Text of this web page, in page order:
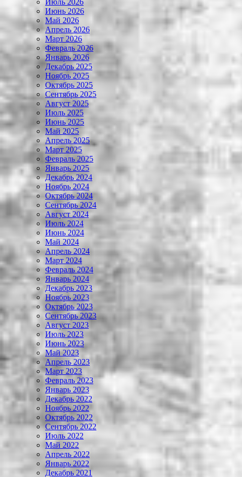
Июль 2026
Июнь 2026
Май 2026
Апрель 2026
Март 2026
Февраль 2026
Январь 2026
Декабрь 2025
Ноябрь 2025
Октябрь 2025
Сентябрь 2025
Август 2025
Июль 2025
Июнь 2025
Май 2025
Апрель 2025
Март 2025
Февраль 2025
Январь 2025
Декабрь 2024
Ноябрь 2024
Октябрь 2024
Сентябрь 2024
Август 2024
Июль 2024
Июнь 2024
Май 2024
Апрель 2024
Март 2024
Февраль 2024
Январь 2024
Декабрь 2023
Ноябрь 2023
Октябрь 2023
Сентябрь 2023
Август 2023
Июль 2023
Июнь 2023
Май 2023
Апрель 2023
Март 2023
Февраль 2023
Январь 2023
Декабрь 2022
Ноябрь 2022
Октябрь 2022
Сентябрь 2022
Июль 2022
Май 2022
Апрель 2022
Январь 2022
Декабрь 2021